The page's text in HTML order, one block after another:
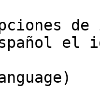
de
el